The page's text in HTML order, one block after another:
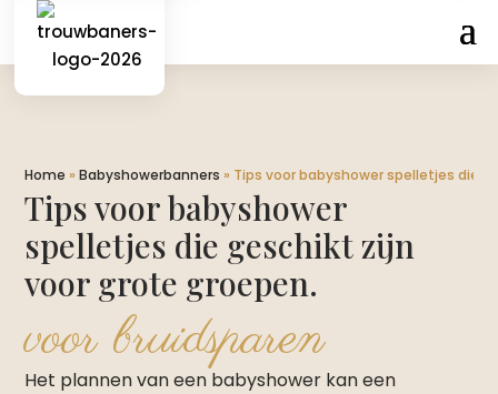
Home »Babyshowerbanners » Tips voor babyshower spelletjes die
Tips voor babyshower
spelletjes die geschikt zijn
voor grote groepen.​
voor bruidsparen
Het plannen van een babyshower kan een